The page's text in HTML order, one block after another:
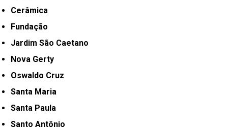
Cerâmica
Fundação
Jardim São Caetano
Nova Gerty
Oswaldo Cruz
Santa Maria
Santa Paula
Santo Antônio